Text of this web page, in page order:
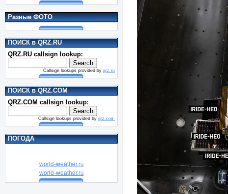
Разные ФОТО
ПОИСК в QRZ.RU
QRZ.RU callsign lookup:
Callsign lookups provided by qrz.ru
ПОИСК в QRZ.COM
QRZ.COM callsign lookup:
Callsign lookups provided by qrz.com
ПОГОДА
world-weather.ru
world-weather.ru